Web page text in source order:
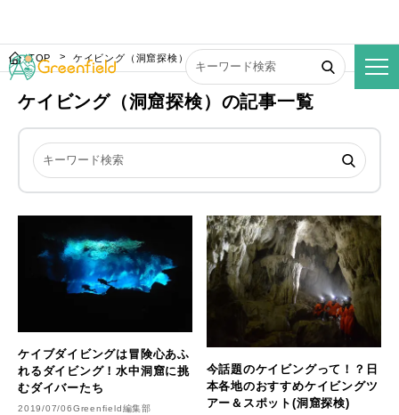
TOP ケイビング（洞窟探検）
ケイビング（洞窟探検）の記事一覧
ケイブダイビングは冒険心あふ
れるダイビング！水中洞窟に挑
むダイバーたち
2019/07/06Greenfield編集部
今話題のケイビングって！？日
本各地のおすすめケイビングツ
アー＆スポット(洞窟探検)